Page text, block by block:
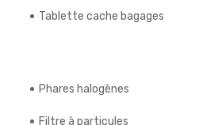
Tablette cache bagages
Phares halogènes
Filtre à particules